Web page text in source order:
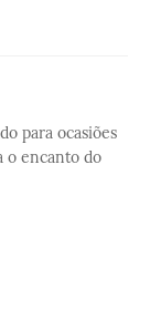
para ocasiões
o encanto do